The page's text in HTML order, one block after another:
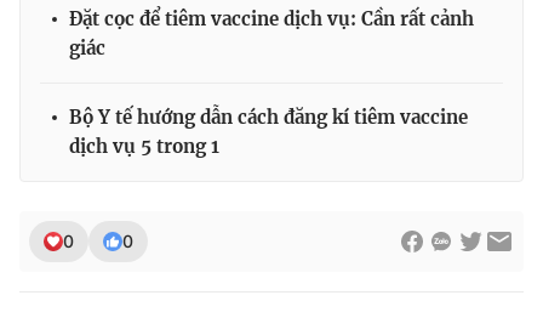
Cơ quan chủ quản:
Giấy phép hoạt động báo in và báo điện tử số 483/GP-BTTTT
cấp ngày 29/12/2023
Tổng đài VTV:
024.38 355 931 - 024.38 355 932
Đặt cọc để tiêm vaccine dịch vụ: Cần rất cảnh
giác
Bộ Y tế hướng dẫn cách đăng kí tiêm vaccine
dịch vụ 5 trong 1
0 0